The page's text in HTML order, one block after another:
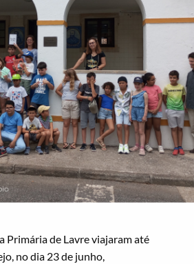
Primária de Lavre viajaram até
no dia 23 de junho,